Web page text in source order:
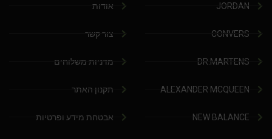
JORDAN
CONVERS
DR.MARTENS
ALEXANDER MCQUEEN
NEW BALANCE
אודות
צור קשר
מדניות משלוחים
תקנון האתר
אבטחת מידע ופרטיות